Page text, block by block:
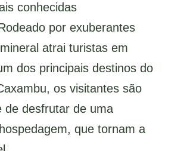
conhecidas
por exuberantes
atrai turistas em
dos principais destinos do
os visitantes são
de desfrutar de uma
que tornam a